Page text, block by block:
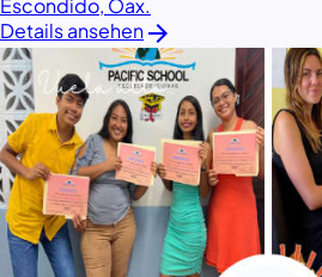
Escondido, Oax.
Details ansehenarrow_forward